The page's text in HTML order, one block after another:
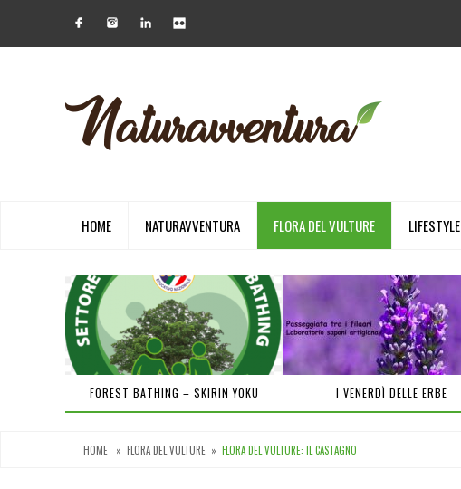
HOME NATURAVVENTURA FLORA DEL VULTURE LIFESTYLE
FOREST BATHING – SKIRIN YOKU I VENERDÌ DELLE ERBE
HOME » FLORA DEL VULTURE » FLORA DEL VULTURE: IL CASTAGNO